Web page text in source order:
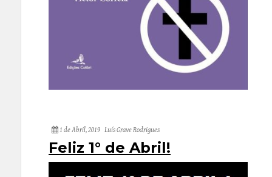
1 de Abril, 2019 Luís Grave Rodrigues
Feliz 1° de Abril!